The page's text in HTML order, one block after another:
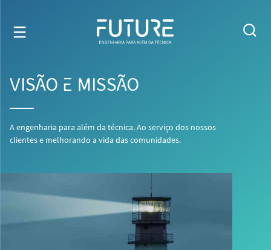
VISÃO E MISSÃO
A engenharia para além da técnica. Ao serviço dos nossos
clientes e melhorando a vida das comunidades.